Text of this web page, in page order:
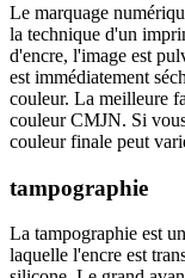
Le marquage
la technique d'un
d'encre, l'image est
est immédiatement
couleur. La meilleure
couleur CMJN. Si
couleur finale peut
tampographie
La tampographie est
laquelle l'encre est